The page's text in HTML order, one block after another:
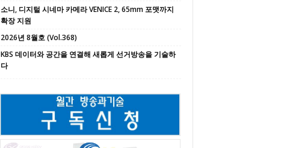
소니, 디지털 시네마 카메라 VENICE 2, 65mm 포맷까지
확장 지원
2026년 8월호 (Vol.368)
KBS 데이터와 공간을 연결해 새롭게 선거방송을 기술하
다